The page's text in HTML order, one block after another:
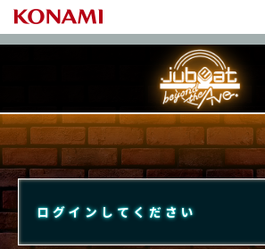
ログインしてください